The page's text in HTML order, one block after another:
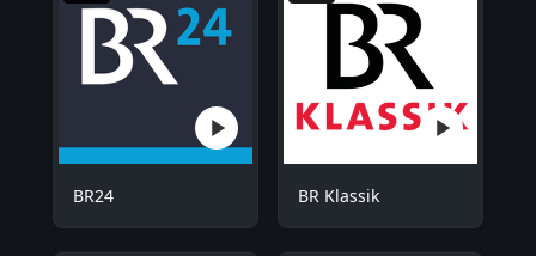
BR24 BR Klassik